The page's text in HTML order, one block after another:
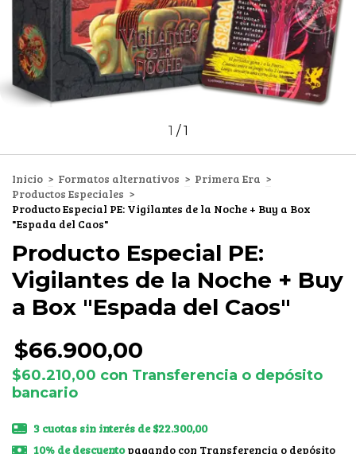
1 /1
Inicio > Formatos alternativos > Primera Era >
Productos Especiales >
Producto Especial PE: Vigilantes de la Noche + Buy a Box
"Espada del Caos"
Producto Especial PE:
Vigilantes de la Noche + Buy
a Box "Espada del Caos"
$66.900,00
$60.210,00 con Transferencia o depósito
bancario
3 cuotas sin interés de$22.300,00
10% de descuentopagando con Transferencia o depósito